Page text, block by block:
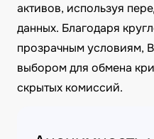
активов, используя
данных. Благодаря
прозрачным условиям,
выбором для обмена
скрытых комиссий.